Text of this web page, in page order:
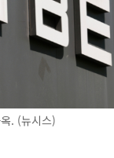
. (뉴시스)